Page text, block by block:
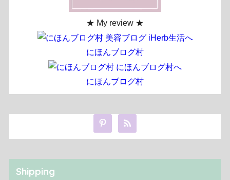
★ My review ★
にほんブログ村
にほんブログ村
Shipping